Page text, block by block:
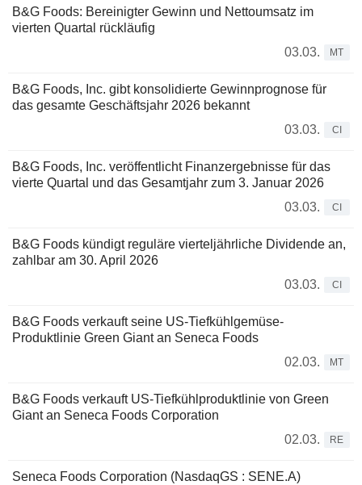
B&G Foods: Bereinigter Gewinn und Nettoumsatz im
vierten Quartal rückläufig
03.03.
MT
B&G Foods, Inc. gibt konsolidierte Gewinnprognose für
das gesamte Geschäftsjahr 2026 bekannt
03.03.
CI
B&G Foods, Inc. veröffentlicht Finanzergebnisse für das
vierte Quartal und das Gesamtjahr zum 3. Januar 2026
03.03.
CI
B&G Foods kündigt reguläre vierteljährliche Dividende an,
zahlbar am 30. April 2026
03.03.
CI
B&G Foods verkauft seine US-Tiefkühlgemüse-
Produktlinie Green Giant an Seneca Foods
02.03.
MT
B&G Foods verkauft US-Tiefkühlproduktlinie von Green
Giant an Seneca Foods Corporation
02.03.
RE
Seneca Foods Corporation (NasdaqGS : SENE.A)